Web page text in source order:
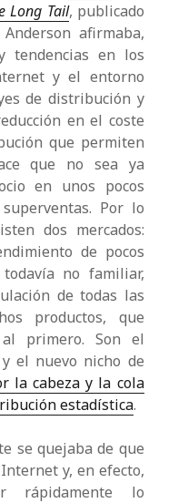
Long Tail, publicado
afirmaba,
tendencias en los
y el entorno
de distribución y
en el coste
que permiten
que no sea ya
en unos pocos
Por lo
dos mercados:
de pocos
no familiar,
de todas las
productos, que
primero. Son el
el nuevo nicho de
la cabeza y la cola
estadística.
se quejaba de que
y, en efecto,
rápidamente lo